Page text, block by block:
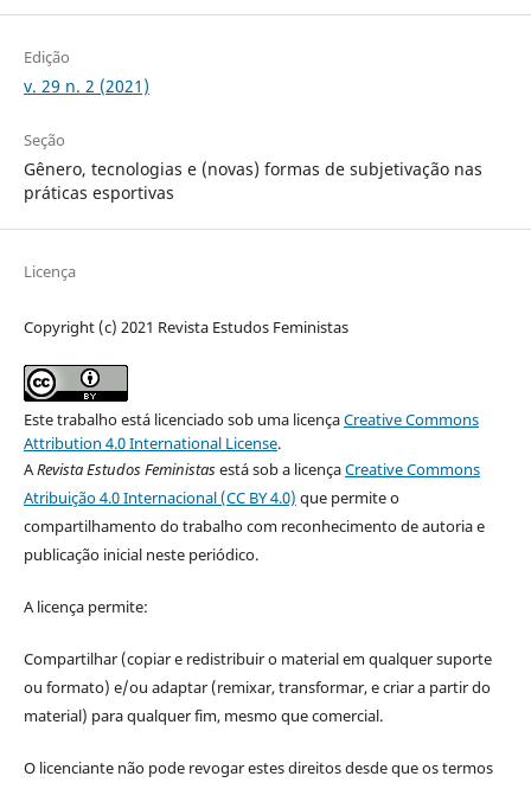
Edição
v. 29 n. 2 (2021)
Seção
Gênero, tecnologias e (novas) formas de subjetivação nas
práticas esportivas
Licença
Copyright (c) 2021 Revista Estudos Feministas
Este trabalho está licenciado sob uma licençaCreative Commons
Attribution 4.0 International License.
ARevista Estudos Feministasestá sob a licençaCreative Commons
Atribuição 4.0 Internacional (CC BY 4.0) que permite o
compartilhamento do trabalho com reconhecimento de autoria e
publicação inicial neste periódico.
A licença permite:
Compartilhar (copiar e redistribuir o material em qualquer suporte
ou formato) e/ou adaptar (remixar, transformar, e criar a partir do
material) para qualquer fim, mesmo que comercial.
O licenciante não pode revogar estes direitos desde que os termos